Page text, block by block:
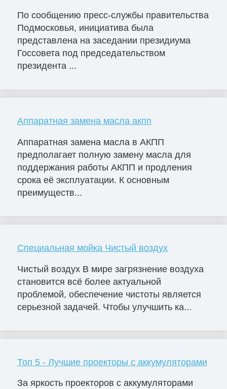
По сообщению пресс-службы правительства
Подмосковья, инициатива была
представлена на заседании президиума
Госсовета под председательством
президента ...
Аппаратная замена масла акпп
Аппаратная замена масла в АКПП
предполагает полную замену масла для
поддержания работы АКПП и продления
срока её эксплуатации. К основным
преимуществ...
Специальная мойка Чистый воздух
Чистый воздух В мире загрязнение воздуха
становится всё более актуальной
проблемой, обеспечение чистоты является
серьезной задачей. Чтобы улучшить ка...
Топ 5 - Лучшие проекторы с аккумуляторами
За яркость проекторов с аккумуляторами